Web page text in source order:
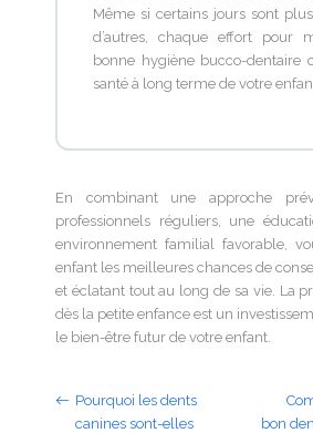
Même si certains jours sont
d’autres, chaque effort pour
bonne hygiène bucco-dentaire
santé à long terme de votre
En combinant une approche
professionnels réguliers, une
environnement familial favorable,
enfant les meilleures chances de
et éclatant tout au long de sa vie. La
dès la petite enfance est un
le bien-être futur de votre enfant.
Pourquoi les dents
canines sont-elles
bon